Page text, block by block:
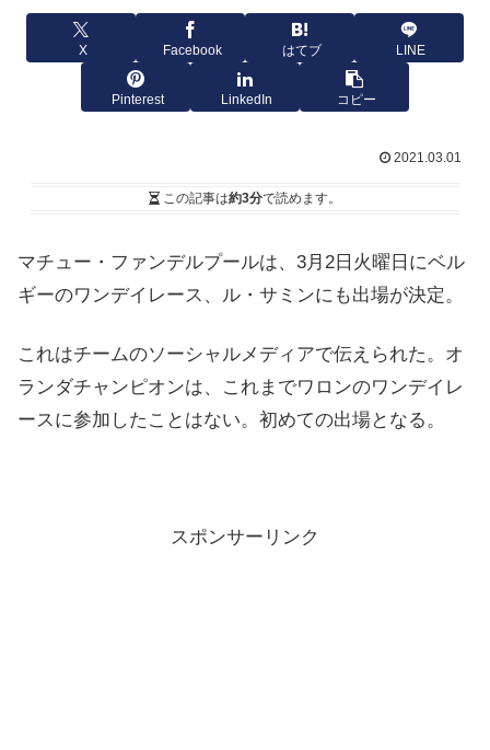
X Facebook はてブ LINE
Pinterest LinkedIn コピー
2021.03.01
この記事は約3分で読めます。
マチュー・ファンデルプールは、3月2日火曜日にベル
ギーのワンデイレース、ル・サミンにも出場が決定。
これはチームのソーシャルメディアで伝えられた。オ
ランダチャンピオンは、これまでワロンのワンデイレ
ースに参加したことはない。初めての出場となる。
スポンサーリンク